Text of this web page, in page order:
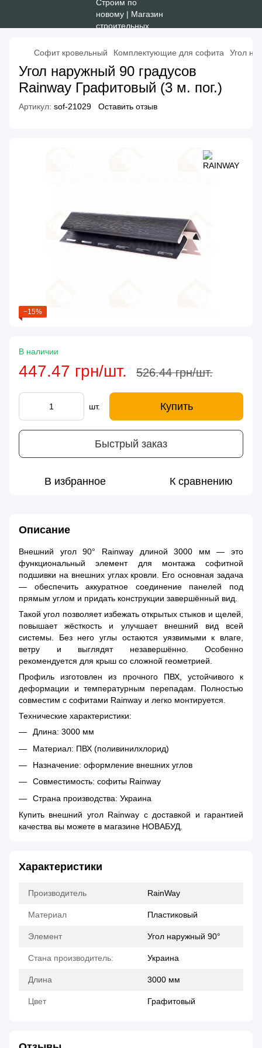
Софит кровельный Комплектующие для софита Угол
Угол наружный 90 градусов
Rainway Графитовый (3 м. пог.)
Артикул: sof-21029 Оставить отзыв
−15%
В наличии
447.47 грн/шт. 526.44 грн/шт.
шт. Купить
Быстрый заказ
В избранное К сравнению
Описание
Внешний угол 90° Rainway длиной 3000 мм — это
функциональный элемент для монтажа софитной
подшивки на внешних углах кровли. Его основная задача
— обеспечить аккуратное соединение панелей под
прямым углом и придать конструкции завершённый вид.
Такой угол позволяет избежать открытых стыков и щелей,
повышает жёсткость и улучшает внешний вид всей
системы. Без него углы остаются уязвимыми к влаге,
ветру и выглядят незавершённо. Особенно
рекомендуется для крыш со сложной геометрией.
Профиль изготовлен из прочного ПВХ, устойчивого к
деформации и температурным перепадам. Полностью
совместим с софитами Rainway и легко монтируется.
Технические характеристики:
Длина: 3000 мм
Материал: ПВХ (поливинилхлорид)
Назначение: оформление внешних углов
Совместимость: софиты Rainway
Страна производства: Украина
Купить внешний угол Rainway с доставкой и гарантией
качества вы можете в магазине НОВАБУД.
Характеристики
Производитель RainWay
Материал Пластиковый
Элемент Угол наружный 90°
Стана производитель: Украина
Длина 3000 мм
Цвет Графитовый